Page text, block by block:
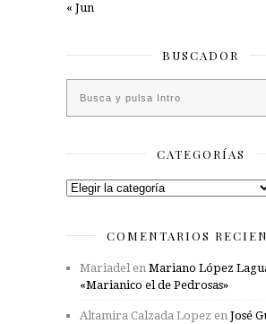
« Jun
BUSCADOR
CATEGORÍAS
Categorías
COMENTARIOS
Mariadel en Mariano López
«Marianico el de Pedrosas»
Altamira Calzada Lopez en José